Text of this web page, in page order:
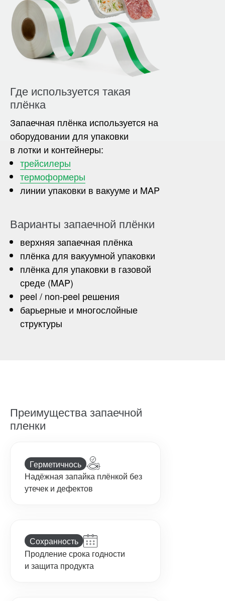
Варианты запаечной плёнки
верхняя запаечная плёнка
плёнка для вакуумной упаковки
плёнка для упаковки в газовой
среде (MAP)
peel / non-peel решения
барьерные и многослойные
структуры
Где используется такая
плёнка
Запаечная плёнка используется на
оборудовании для упаковки
в лотки и контейнеры:
трейсилеры
термоформеры
линии упаковки в вакууме и MAP
Преимущества запаечной
пленки
Герметичнось
Надёжная запайка плёнкой без
утечек и дефектов
Сохранность
Продление срока годности
и защита продукта